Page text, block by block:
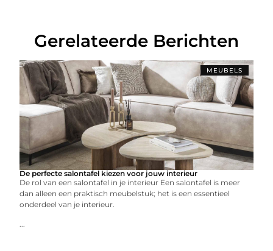
Gerelateerde Berichten
MEUBELS
De perfecte salontafel kiezen voor jouw interieur
De rol van een salontafel in je interieur Een salontafel is meer
dan alleen een praktisch meubelstuk; het is een essentieel
onderdeel van je interieur.
...